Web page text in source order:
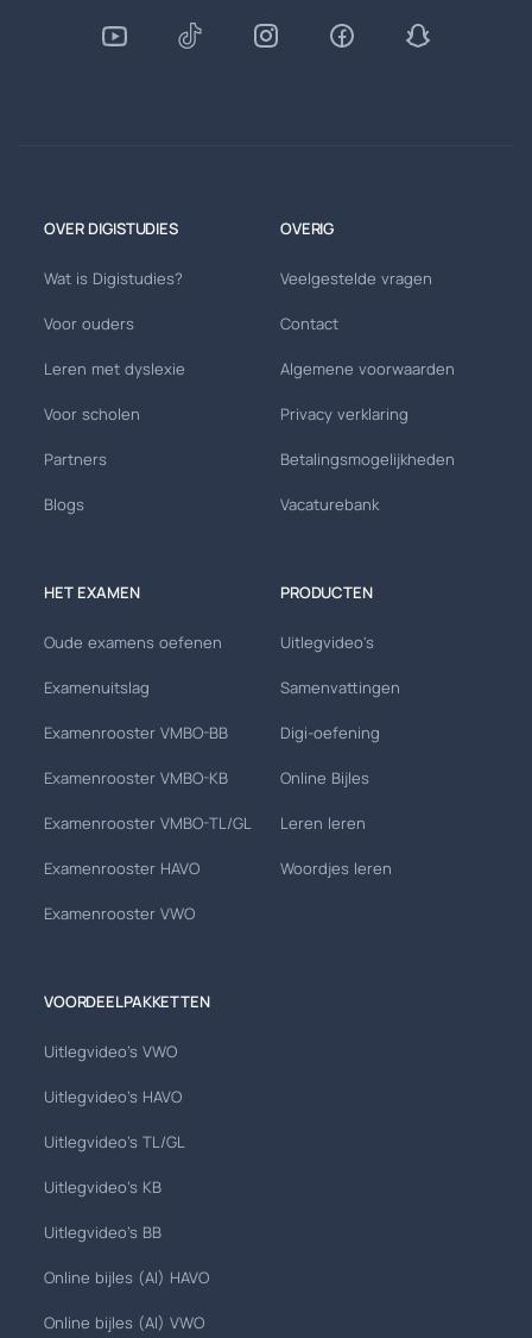
OVER DIGISTUDIES
Wat is Digistudies?
Voor ouders
Leren met dyslexie
Voor scholen
Partners
Blogs
OVERIG
Veelgestelde vragen
Contact
Algemene voorwaarden
Privacy verklaring
Betalingsmogelijkheden
Vacaturebank
HET EXAMEN
Oude examens oefenen
Examenuitslag
Examenrooster VMBO-BB
Examenrooster VMBO-KB
Examenrooster VMBO-TL/GL
Examenrooster HAVO
Examenrooster VWO
PRODUCTEN
Uitlegvideo's
Samenvattingen
Digi-oefening
Online Bijles
Leren leren
Woordjes leren
VOORDEELPAKKETTEN
Uitlegvideo's VWO
Uitlegvideo's HAVO
Uitlegvideo's TL/GL
Uitlegvideo's KB
Uitlegvideo's BB
Online bijles (AI) HAVO
Online bijles (AI) VWO